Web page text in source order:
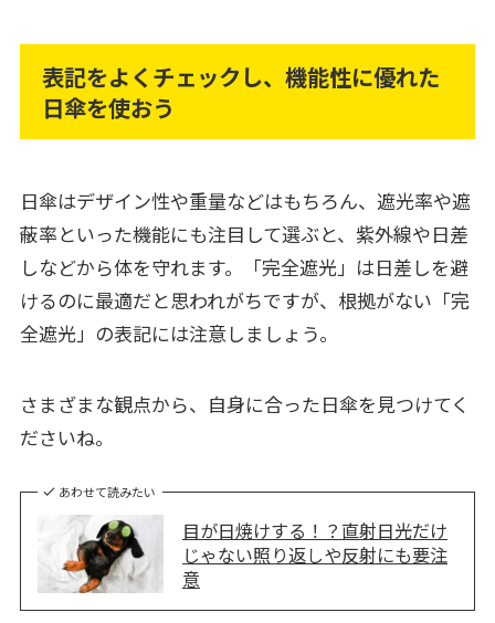
表記をよくチェックし、機能性に優れた
日傘を使おう
日傘はデザイン性や重量などはもちろん、遮光率や遮
蔽率といった機能にも注目して選ぶと、紫外線や日差
しなどから体を守れます。「完全遮光」は日差しを避
けるのに最適だと思われがちですが、根拠がない「完
全遮光」の表記には注意しましょう。
さまざまな観点から、自身に合った日傘を見つけてく
ださいね。
あわせて読みたい
目が日焼けする！？直射日光だけ
じゃない照り返しや反射にも要注
意